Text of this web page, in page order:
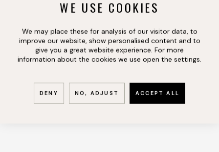
WE USE COOKIES
We may place these for analysis of our visitor data, to
improve our website, show personalised content and to
give you a great website experience. For more
information about the cookies we use open the settings.
DENY NO, ADJUST ACCEPT ALL